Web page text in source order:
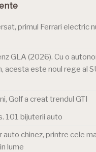
primul Ferrari electric
GLA (2026). Cu o
acesta este noul rege al
Golf a creat trendul GTI
101 bijuterii auto
auto chinez, printre cele
lume